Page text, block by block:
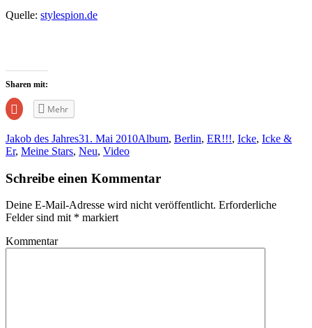
Quelle: stylespion.de
Sharen mit:
Zum
Teilen
anklicken
(Wird
in
Fenster
geöffnet)
Mehr
Jakob des Jahres31. Mai 2010Album, Berlin, ER!!!, Icke, Icke &
Er, Meine Stars, Neu, Video
Schreibe einen Kommentar
Deine E-Mail-Adresse wird nicht veröffentlicht. Erforderliche
Felder sind mit * markiert
Kommentar